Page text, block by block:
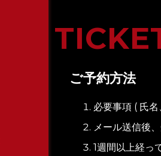
ご予約方法
必要事項 ( 氏
メール送信後
1週間以上経っ